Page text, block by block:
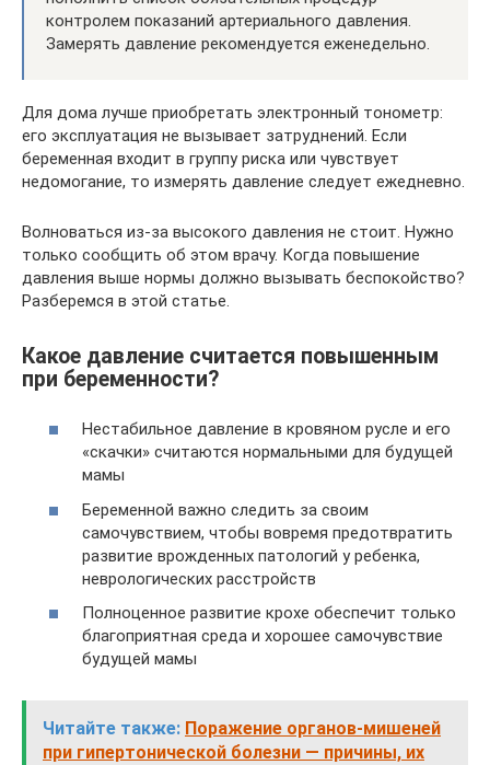
контролем показаний артериального давления.
Замерять давление рекомендуется еженедельно.
Для дома лучше приобретать электронный тонометр:
его эксплуатация не вызывает затруднений. Если
беременная входит в группу риска или чувствует
недомогание, то измерять давление следует ежедневно.
Волноваться из-за высокого давления не стоит. Нужно
только сообщить об этом врачу. Когда повышение
давления выше нормы должно вызывать беспокойство?
Разберемся в этой статье.
Какое давление считается повышенным
при беременности?
Нестабильное давление в кровяном русле и его
«скачки» считаются нормальными для будущей
мамы
Беременной важно следить за своим
самочувствием, чтобы вовремя предотвратить
развитие врожденных патологий у ребенка,
неврологических расстройств
Полноценное развитие крохе обеспечит только
благоприятная среда и хорошее самочувствие
будущей мамы
Читайте также: Поражение органов-мишеней
при гипертонической болезни — причины, их